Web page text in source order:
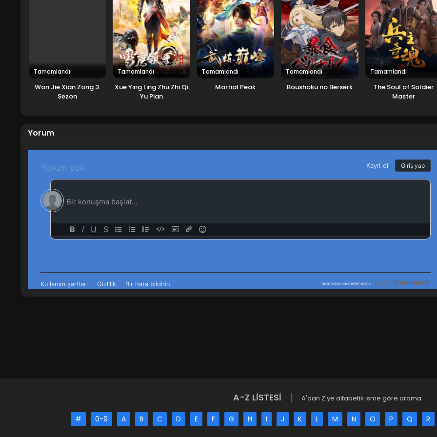
Tamamlandı
Wan Jie Xian Zong 3.
Sezon
Tamamlandı
Xue Ying Ling Zhu Zhi Qi
Yu Pian
Tamamlandı
Martial Peak
Tamamlandı
Boushoku no Berserk
Tamamlandı
The Soul of Soldier
Master
Yorum
A-Z LİSTESİ A'dan Z'ye alfabetik isme göre arama.
# 0-9 A B C D E F G H I J K L M N O P Q R